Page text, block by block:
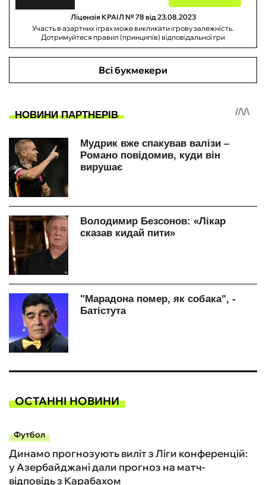
Ліцензія КРАІЛ № 78 від 23.08.2023
Участь в азартних іграх може викликати ігрову залежність.
Дотримуйтеся правил (принципів) відповідальної гри
Всі букмекери
ОСТАННІ НОВИНИ
Футбол
Динамо прогнозують виліт з Ліги конференцій:
у Азербайджані дали прогноз на матч-
відповідь з Карабахом